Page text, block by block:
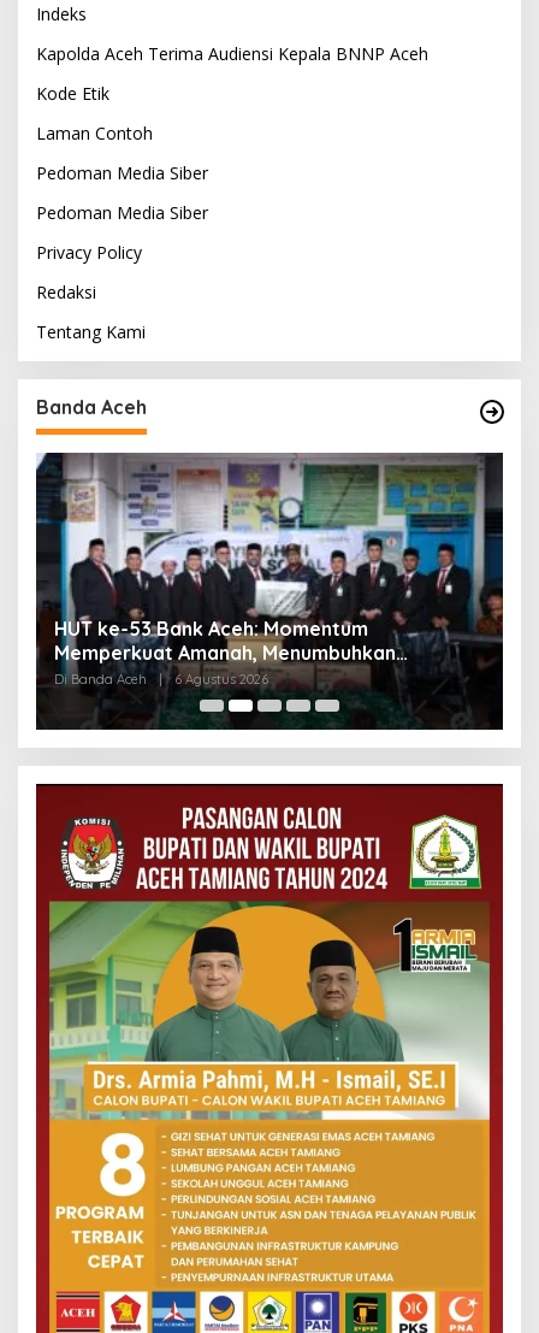
Indeks
Kapolda Aceh Terima Audiensi Kepala BNNP Aceh
Kode Etik
Laman Contoh
Pedoman Media Siber
Pedoman Media Siber
Privacy Policy
Redaksi
Tentang Kami
Banda Aceh
HUT ke-53 Bank Aceh: Momentum
Memperkuat Amanah, Menumbuhkan
Keberkahan Bagi Aceh
Di Banda Aceh | 6 Agustus 2026